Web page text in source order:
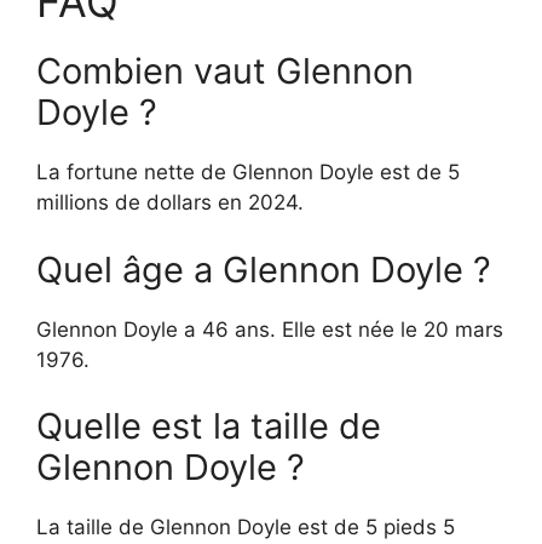
Combien vaut Glennon
Doyle ?
La fortune nette de Glennon Doyle est de 5
millions de dollars en 2024.
Quel âge a Glennon Doyle ?
Glennon Doyle a 46 ans. Elle est née le 20 mars
1976.
Quelle est la taille de
Glennon Doyle ?
La taille de Glennon Doyle est de 5 pieds 5